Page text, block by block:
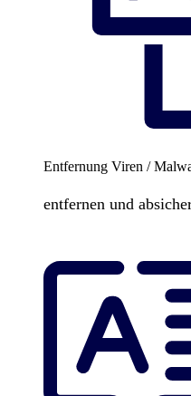
Entfernung Viren /
entfernen und